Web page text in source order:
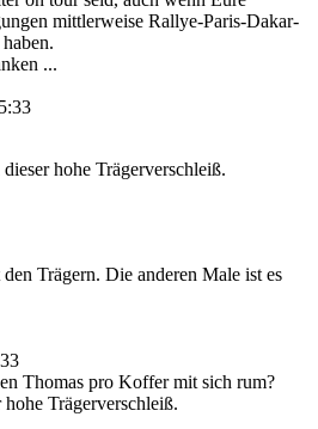
mittlerweise Rallye-Paris-Dakar-
...
hohe Trägerverschleiß.
Trägern. Die anderen Male ist es
Thomas pro Koffer mit sich rum?
Trägerverschleiß.